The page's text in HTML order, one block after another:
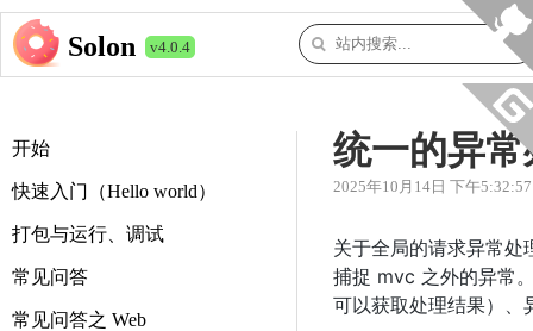
Solon v4.0.4
开始
快速入门（Hello world）
打包与运行、调试
常见问答
常见问答之 Web
统一的异常
2025年10月14日 下午5:32:57
关于全局的请求异常处
捕捉 mvc 之外的异常
可以获取处理结果）、